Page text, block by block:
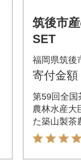
筑後市
SET
福岡県筑後
寄付金額
第59回全国
農林水産大
た築山製茶
&和紅茶で